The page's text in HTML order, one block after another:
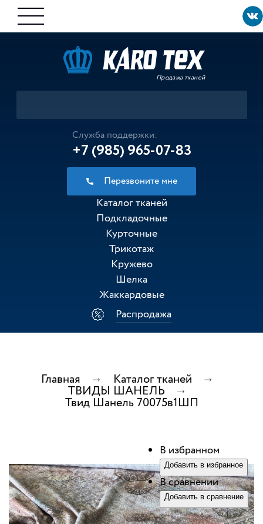
Продажа тканей
Служба поддержки:
+7 (985) 965-07-83
Перезвоните мне
Каталог тканей
Подкладочные
Курточные
Трикотаж
Кружево
Шелка
Жаккардовые
Распродажа
Главная Каталог тканей
ТВИДЫ ШАНЕЛЬ
Твид Шанель 70075в1ШП
В избранном
Добавить в избранное
В сравнении
Добавить в сравнение